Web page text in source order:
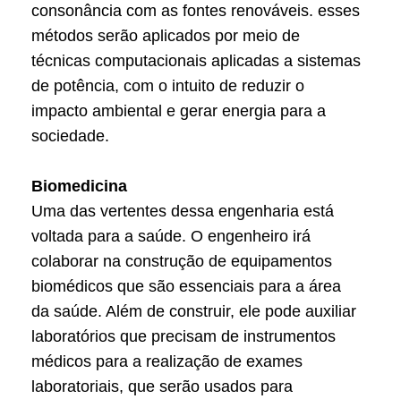
consonância com as fontes renováveis. esses
métodos serão aplicados por meio de
técnicas computacionais aplicadas a sistemas
de potência, com o intuito de reduzir o
impacto ambiental e gerar energia para a
sociedade.
Biomedicina
Uma das vertentes dessa engenharia está
voltada para a saúde. O engenheiro irá
colaborar na construção de equipamentos
biomédicos que são essenciais para a área
da saúde. Além de construir, ele pode auxiliar
laboratórios que precisam de instrumentos
médicos para a realização de exames
laboratoriais, que serão usados para